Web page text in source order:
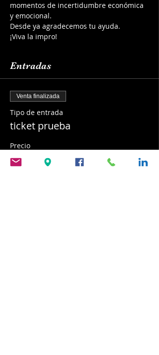
momentos de incertidumbre económica
y emocional.
Desde ya agradecemos tu ayuda.
¡Viva la impro!
Entradas
Venta finalizada
Tipo de entrada
ticket prueba
Precio
23,00 €